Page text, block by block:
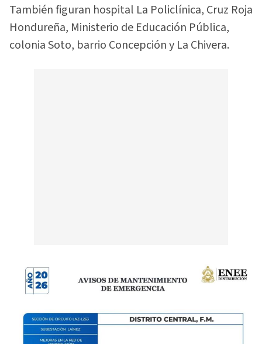
También figuran hospital La Policlínica, Cruz Roja
Hondureña, Ministerio de Educación Pública,
colonia Soto, barrio Concepción y La Chivera.